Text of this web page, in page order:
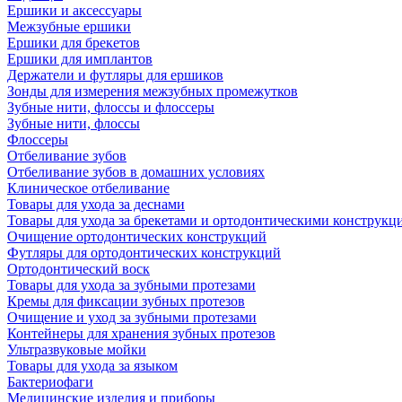
Ершики и аксессуары
Межзубные ершики
Ершики для брекетов
Ершики для имплантов
Держатели и футляры для ершиков
Зонды для измерения межзубных промежутков
Зубные нити, флоссы и флоссеры
Зубные нити, флоссы
Флоссеры
Отбеливание зубов
Отбеливание зубов в домашних условиях
Клиническое отбеливание
Товары для ухода за деснами
Товары для ухода за брекетами и ортодонтическими
Очищение ортодонтических конструкций
Футляры для ортодонтических конструкций
Ортодонтический воск
Товары для ухода за зубными протезами
Кремы для фиксации зубных протезов
Очищение и уход за зубными протезами
Контейнеры для хранения зубных протезов
Ультразвуковые мойки
Товары для ухода за языком
Бактериофаги
Медицинские изделия и приборы